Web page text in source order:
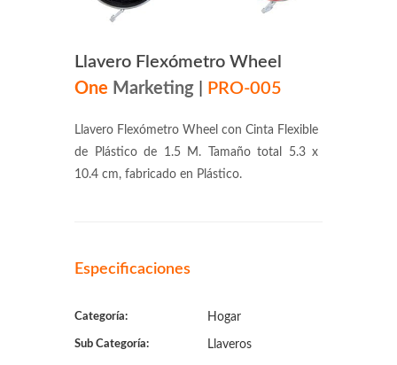
Llavero Flexómetro Wheel
One Marketing PRO-005
Llavero Flexómetro Wheel con Cinta Flexible
de Plástico de 1.5 M. Tamaño total 5.3 x
10.4 cm, fabricado en Plástico.
Especificaciones
Categoría: Hogar
Sub Categoría: Llaveros